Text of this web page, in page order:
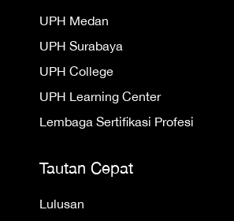
UPH Medan
UPH Surabaya
UPH College
UPH Learning Center
Lembaga Sertifikasi Profesi
Tautan Cepat
Lulusan